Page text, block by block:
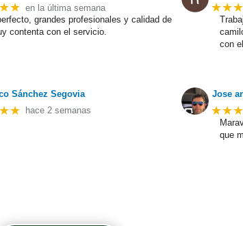
en la última semana
grandes profesionales y calidad de
contenta con el servicio.
con
Sánchez Segovia
hace 2 semanas
Jose
que